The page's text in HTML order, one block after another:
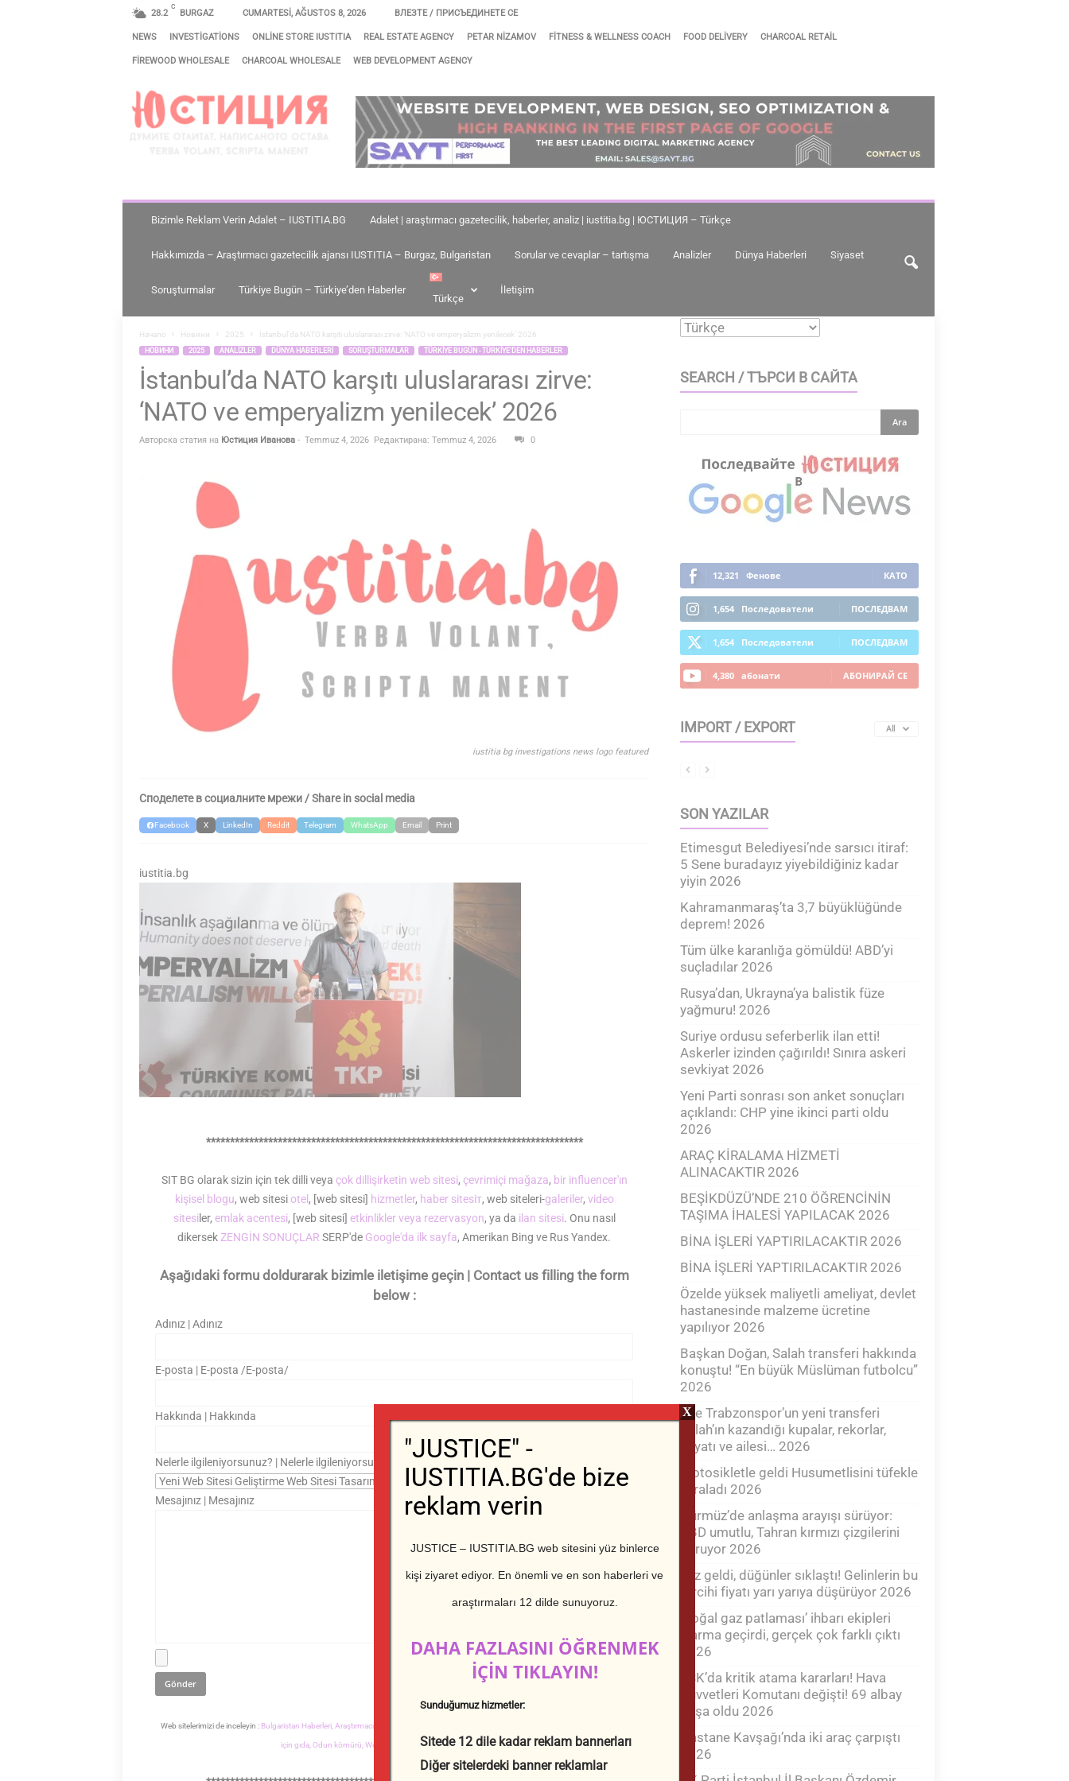
28.2
C
BURGAZ CUMARTESI, AĞUSTOS 8, 2026 ВЛЕЗТЕ / ПРИСЪЕДИНЕТЕ СЕ
NEWS INVESTIGATIONS ONLINE STORE IUSTITIA REAL ESTATE AGENCY PETAR NIZAMOV FITNESS & WELLNESS COACH FOOD DELIVERY CHARCOAL RETAIL
FIREWOOD WHOLESALE CHARCOAL WHOLESALE WEB DEVELOPMENT AGENCY
T
Bizimle Reklam Verin Adalet – IUSTITIA.BG Adalet | araştırmacı gazetecilik, haberler, analiz | iustitia.bg | ЮСТИЦИЯ – Türkçe
Hakkımızda – Araştırmacı gazetecilik ajansı IUSTITIA – Burgaz, Bulgaristan Sorular ve cevaplar – tartışma Analizler Dünya Haberleri Siyaset
Soruşturmalar Türkiye Bugün – Türkiye’den Haberler
Türkçe
İletişim
Начало Новини 2025 İstanbul’da NATO karşıtı uluslararası zirve: ‘NATO ve emperyalizm yenilecek’ 2026
НОВИНИ 2025 ANALIZLER DÜNYA HABERLERI SORUŞTURMALAR TÜRKIYE BUGÜN - TÜRKIYE'DEN HABERLER
İstanbul’da NATO karşıtı uluslararası zirve:
‘NATO ve emperyalizm yenilecek’ 2026
Авторска статия на Юстиция Иванова - Temmuz 4, 2026 Редактирана: Temmuz 4, 2026 0
iustitia bg investigations news logo featured
Споделете в социалните мрежи / Share in social media
Facebook X LinkedIn Reddit Telegram WhatsApp Email Print
iustitia.bg
*******************************************************************************
SIT BG olarak sizin için tek dilli veya çok dillişirketin web sitesi, çevrimiçi mağaza, bir influencer'ın
kişisel blogu, web sitesiotel , [web sitesi] hizmetler, haber sitesiт, web siteleri-galeriler, video
sitesiler, emlak acentesi, [web sitesi] etkinlikler veya rezervasyon, ya da ilan sitesi. Onu nasıl
dikersekZENGİN SONUÇLAR SERP'de Google'da ilk sayfa, Amerikan Bing ve Rus Yandex.
Aşağıdaki formu doldurarak bizimle iletişime geçin | Contact us filling the form
below :
Adınız | Adınız
E-posta | E-posta /E-posta/
Hakkında | Hakkında
Nelerle ilgileniyorsunuz? | Nelerle ilgileniyorsunuz?
Mesajınız | Mesajınız
Web sitelerimizi de inceleyin : Bulgaristan Haberleri, Araştırmacı gazetecilik,
için gıda, Odun kömürü, Web sitesi tasarımı,Toptan yakacak odun
SEARCH / ТЪРСИ В САЙТА
12,321 Фенове КАТО
1,654 Последователи ПОСЛЕДВАМ
1,654 Последователи ПОСЛЕДВАМ
4,380 абонати АБОНИРАЙ СЕ
IMPORT / EXPORT All
SON YAZILAR
Etimesgut Belediyesi’nde sarsıcı itiraf:
5 Sene buradayız yiyebildiğiniz kadar
yiyin 2026
Kahramanmaraş’ta 3,7 büyüklüğünde
deprem! 2026
Tüm ülke karanlığa gömüldü! ABD’yi
suçladılar 2026
Rusya’dan, Ukrayna’ya balistik füze
yağmuru! 2026
Suriye ordusu seferberlik ilan etti!
Askerler izinden çağırıldı! Sınıra askeri
sevkiyat 2026
Yeni Parti sonrası son anket sonuçları
açıklandı: CHP yine ikinci parti oldu
2026
ARAÇ KİRALAMA HİZMETİ
ALINACAKTIR 2026
BEŞİKDÜZÜ’NDE 210 ÖĞRENCİNİN
TAŞIMA İHALESİ YAPILACAK 2026
BİNA İŞLERİ YAPTIRILACAKTIR 2026
BİNA İŞLERİ YAPTIRILACAKTIR 2026
Özelde yüksek maliyetli ameliyat, devlet
hastanesinde malzeme ücretine
yapılıyor 2026
Başkan Doğan, Salah transferi hakkında
konuştu! “En büyük Müslüman futbolcu”
2026
işte Trabzonspor’un yeni transferi
Salah’ın kazandığı kupalar, rekorlar,
hayatı ve ailesi… 2026
Motosikletle geldi Husumetlisini tüfekle
yaraladı 2026
Hürmüz’de anlaşma arayışı sürüyor:
ABD umutlu, Tahran kırmızı çizgilerini
koruyor 2026
Yaz geldi, düğünler sıklaştı! Gelinlerin bu
tercihi fiyatı yarı yarıya düşürüyor 2026
‘Doğal gaz patlaması’ ihbarı ekipleri
alarma geçirdi, gerçek çok farklı çıktı
2026
TSK’da kritik atama kararları! Hava
Kuvvetleri Komutanı değişti! 69 albay
paşa oldu 2026
Hastane Kavşağı’nda iki araç çarpıştı
2026
"JUSTICE" -
IUSTITIA.BG'de bize
reklam verin
JUSTICE – IUSTITIA.BG web sitesini yüz binlerce
kişi ziyaret ediyor. En önemli ve en son haberleri ve
araştırmaları 12 dilde sunuyoruz.
DAHA FAZLASINI ÖĞRENMEK
İÇİN TIKLAYIN!
Sunduğumuz hizmetler:
Sitede 12 dile kadar reklam bannerları
Diğer sitelerdeki banner reklamlar
X